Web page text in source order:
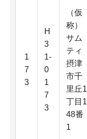
1
7
3
H
3
1-
0
1
7
3
（仮
称）
サム
ティ
摂津
市千
里丘1
丁目1
48番
1